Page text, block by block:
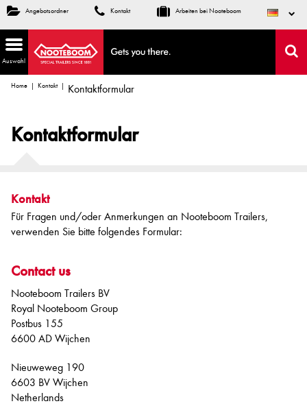
Angebotsordner Kontakt Arbeiten bei Nooteboom
Auswahl
Home Kontakt Kontaktformular
Kontaktformular
Kontakt
Für Fragen und/oder Anmerkungen an Nooteboom Trailers,
verwenden Sie bitte folgendes Formular:
Contact us
Nooteboom Trailers BV
Royal Nooteboom Group
Postbus 155
6600 AD Wijchen
Nieuweweg 190
6603 BV Wijchen
Netherlands